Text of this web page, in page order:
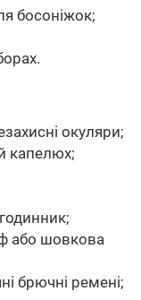
босоніжок;
окуляри;
капелюх;
або шовкова
брючні ремені;